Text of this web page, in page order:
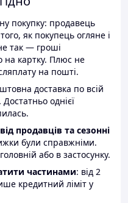
покупку: продавець
як покупець огляне і
так — гроші
на картку. Плюс не
на пошті.
доставка по всій
однієї
від продавців та сезонні
були справжніми.
або в застосунку.
частинами: від 2
кредитний ліміт у